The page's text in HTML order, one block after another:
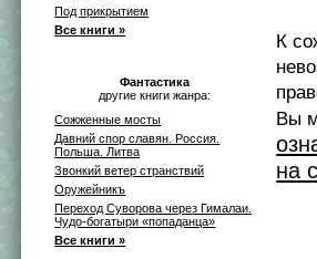
Под прикрытием
Все книги »
Фантастика
другие книги жанра:
Сожженные мосты
Давний спор славян. Россия.
Польша. Литва
Звонкий ветер странствий
Оружейникъ
Переход Суворова через Гималаи.
Чудо-богатыри «попаданца»
Все книги »
К
Вы
на